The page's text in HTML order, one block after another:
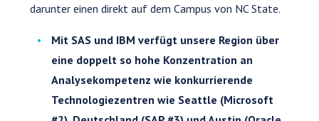
darunter einen direkt auf dem Campus von NC State.
Mit SAS und IBM verfügt unsere Region über
eine doppelt so hohe Konzentration an
Analysekompetenz wie konkurrierende
Technologiezentren wie Seattle (Microsoft